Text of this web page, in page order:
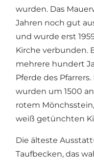
wurden. Das
Jahren noch gut
und wurde erst
Kirche verbunden.
mehrere hundert
Pferde des
wurden um 1500
rotem
weiß getünchten
Die älteste
Taufbecken, das